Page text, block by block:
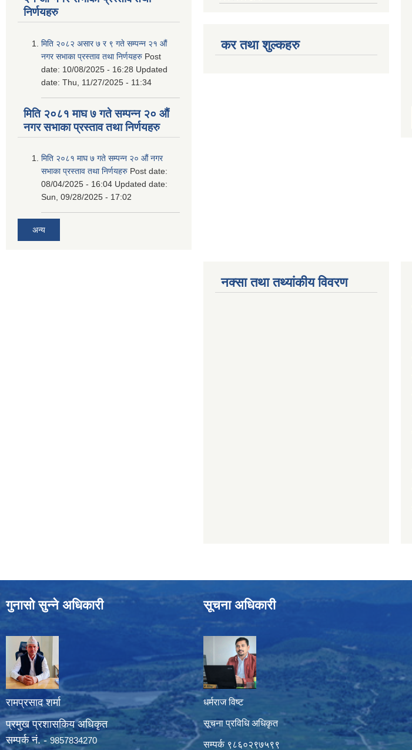
निर्णयहरु
मिति २०८२ असार ७ र ९ गते सम्पन्न २१ औं
नगर सभाका प्रस्ताव तथा निर्णयहरु Post
date: 10/08/2025 - 16:28 Updated
date: Thu, 11/27/2025 - 11:34
मिति २०८१ माघ ७ गते सम्पन्न २० औं
नगर सभाका प्रस्ताव तथा निर्णयहरु
मिति २०८१ माघ ७ गते सम्पन्न २० औं नगर
सभाका प्रस्ताव तथा निर्णयहरु Post date:
08/04/2025 - 16:04 Updated date:
Sun, 09/28/2025 - 17:02
अन्य
कर तथा शुल्कहरु
नक्सा तथा तथ्यांकीय विवरण
गुनासो सुन्ने अधिकारी
रामप्रसाद शर्मा
प्रमुख प्रशासकिय अधिकृत
सम्पर्क नं. - 9857834270
सूचना अधिकारी
धर्मराज विष्ट
सूचना प्रविधि अधिकृत
सम्पर्क ९८६०२९७५९९